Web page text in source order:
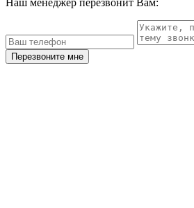
Наш менеджер перезвонит Вам:
Перезвоните мне